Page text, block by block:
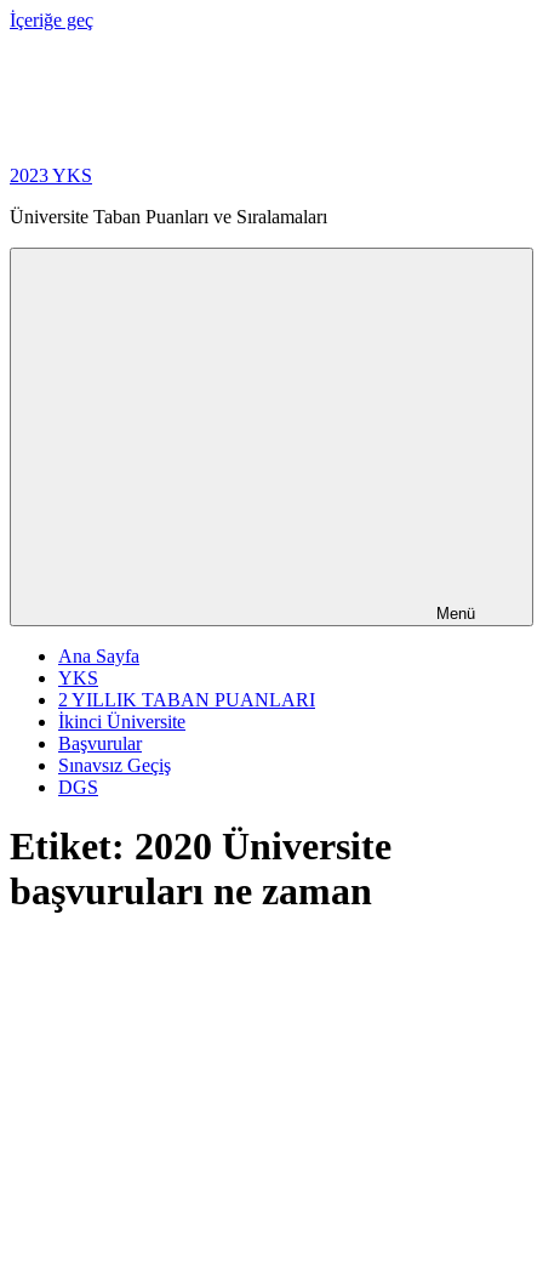
İçeriğe geç
2023 YKS
Üniversite Taban Puanları ve Sıralamaları
Menü
Ana Sayfa
YKS
2 YILLIK TABAN PUANLARI
İkinci Üniversite
Başvurular
Sınavsız Geçiş
DGS
Etiket: 2020 Üniversite
başvuruları ne zaman